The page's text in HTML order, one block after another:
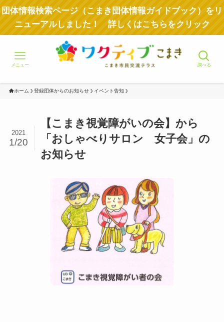
団体情報検索ページ（こまき団体情報ガイドブック）をリ
ニューアルしました！ 詳しくはこちらをクリック
調べる
メニュー
ホーム 登録団体からのお知らせ イベント告知
【こまき視覚障がいの会】から
「おしゃべりサロン 女子会」の
お知らせ
2021
1/20